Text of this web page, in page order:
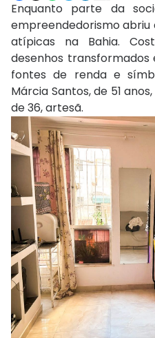
Enquanto parte da
empreendedorismo abriu
atípicas na Bahia.
desenhos
fontes de renda e
Márcia Santos, de 51
de 36, artesã.